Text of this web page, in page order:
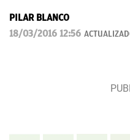
PILAR BLANCO
18/03/2016 12:56